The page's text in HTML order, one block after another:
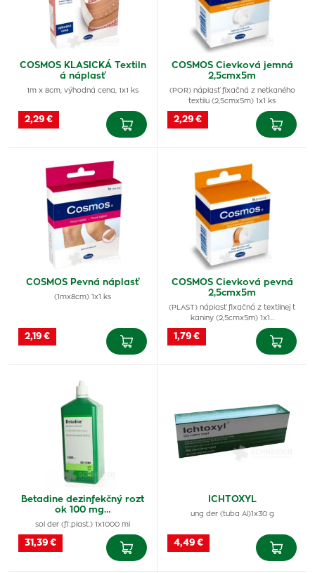
COSMOS KLASICKÁ Textiln
á náplasť
1m x 8cm, výhodná cena, 1x1 ks
2,29 €
COSMOS Cievková jemná
2,5cmx5m
(POR) náplasť fixačná z netkaného
textilu (2,5cmx5m) 1x1 ks
2,29 €
COSMOS Pevná náplasť
(1mx8cm) 1x1 ks
2,19 €
COSMOS Cievková pevná
2,5cmx5m
(PLAST) náplasť fixačná z textilnej t
kaniny (2,5cmx5m) 1x1…
1,79 €
Betadine dezinfekčný rozt
ok 100 mg…
sol der (fľ.plast.) 1x1000 ml
31,39 €
ICHTOXYL
ung der (tuba Al)1x30 g
4,49 €